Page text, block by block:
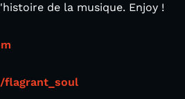
de la musique. Enjoy !
flagrant_soul